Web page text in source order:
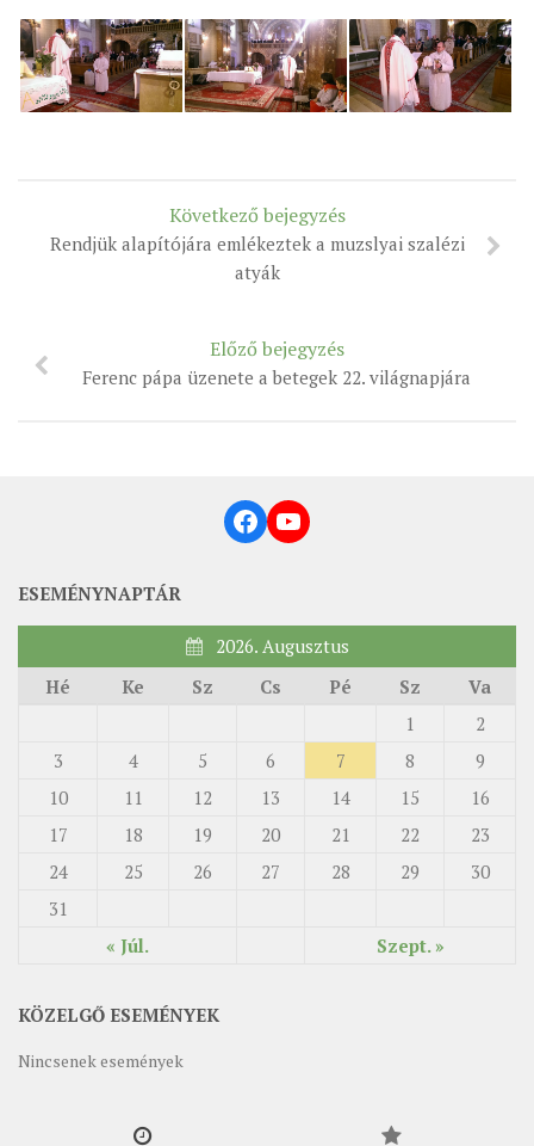
ARCHÍV ÉLETKÉPEK
SZINÓDUS
ZSINATI IMA
ZSINAT MOTTÓJA, LOGÓJA
ZSINATI TAGOK
MEGKÖZELÍTÉSBEN
Következő bejegyzés
Rendjük alapítójára emlékeztek a muzslyai szalézi
atyák
Előző bejegyzés
Ferenc pápa üzenete a betegek 22. világnapjára
Facebook
YouTube
ESEMÉNYNAPTÁR
2026. Augusztus
Hé
Ke Sz Cs Pé Sz Va
« Júl. Szept. »
1
2
3
4 5 6 7 8
9
10
11 12 13 14 15
16
17
18 19 20 21 22
23
24
25 26 27 28 29
30
31
KÖZELGŐ ESEMÉNYEK
Nincsenek események